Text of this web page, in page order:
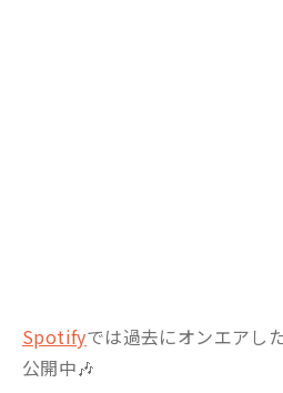
Spotifyでは過去にオンエアし
公開中🎶